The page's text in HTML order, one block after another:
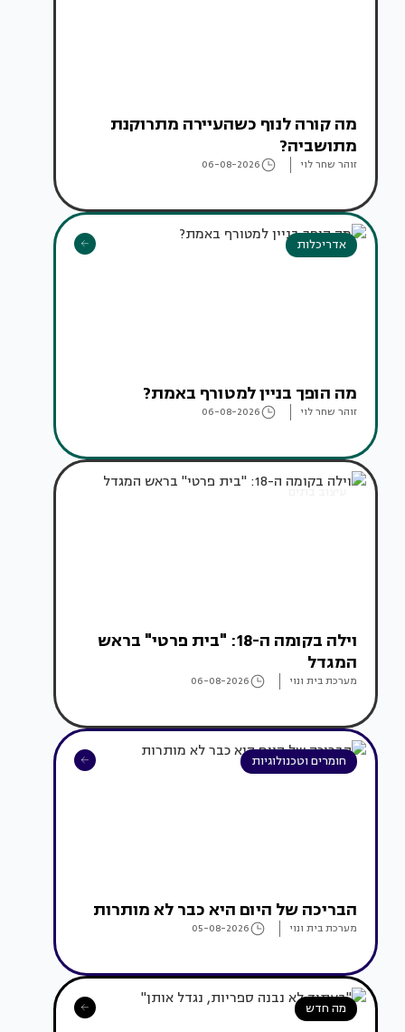
מה קורה לנוף כשהעיירה מתרוקנת
מתושביה?
זוהר שחר לוי 06-08-2026
אדריכלות
מה הופך בניין למטורף באמת?
זוהר שחר לוי 06-08-2026
עיצוב בתים
וילה בקומה ה-18: "בית פרטי" בראש
המגדל
מערכת בית ונוי 06-08-2026
חומרים וטכנולוגיות
הבריכה של היום היא כבר לא מותרות
מערכת בית ונוי 05-08-2026
מה חדש